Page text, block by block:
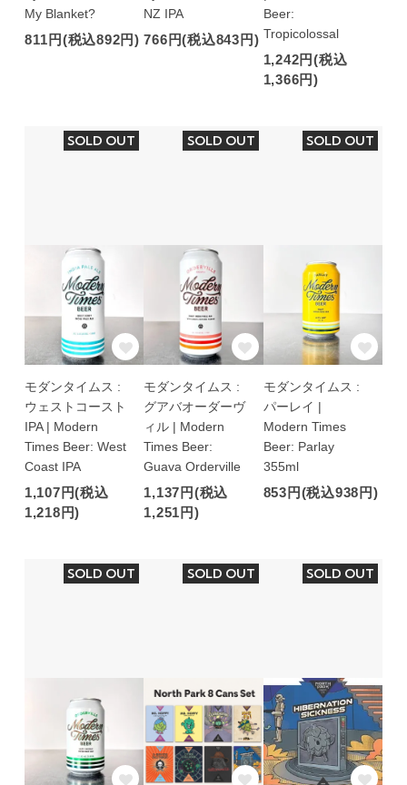
My Blanket?
811円(税込892円)
NZ IPA
766円(税込843円)
Beer:
Tropicolossal
1,242円(税込
1,366円)
SOLD OUT
モダンタイムス :
ウェストコースト
IPA | Modern
Times Beer: West
Coast IPA
1,107円(税込
1,218円)
SOLD OUT
モダンタイムス :
グアバオーダーヴ
ィル | Modern
Times Beer:
Guava Orderville
1,137円(税込
1,251円)
SOLD OUT
モダンタイムス :
パーレイ |
Modern Times
Beer: Parlay
355ml
853円(税込938円)
SOLD OUT SOLD OUT SOLD OUT